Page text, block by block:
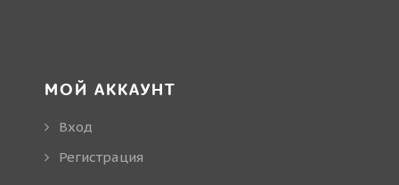
МОЙ АККАУНТ
Вход
Регистрация